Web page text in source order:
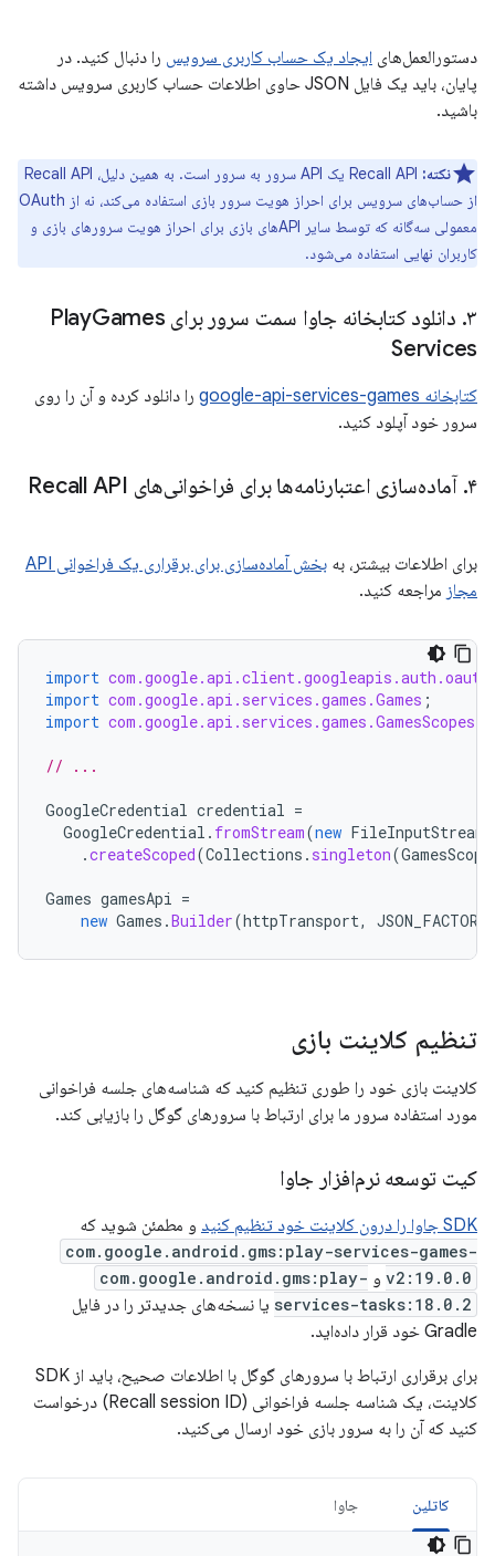
دستورالعمل‌های ایجاد یک حساب کاربری سرویس را دنبال کنید. در
پایان، باید یک فایل JSON حاوی اطلاعات حساب کاربری سرویس داشته
باشید.
نکته:
Recall API یک API سرور به سرور است. به همین دلیل، Recall API
از حساب‌های سرویس برای احراز هویت سرور بازی استفاده می‌کند، نه از OAuth
معمولی سه‌گانه که توسط سایر APIهای بازی برای احراز هویت سرورهای بازی و
کاربران نهایی استفاده می‌شود.
۳. دانلود کتابخانه جاوا سمت سرور برای Play Games
Services
کتابخانه google-api-services-games
را دانلود کرده و آن را روی
سرور خود آپلود کنید.
۴. آماده‌سازی اعتبارنامه‌ها برای فراخوانی‌های Recall API
برای اطلاعات بیشتر، به
بخش آماده‌سازی برای برقراری یک فراخوانی API
مجاز مراجعه کنید.
import
import com.google.api.services.games.Games ;
import com.google.api.services.games.GamesScopes
// ...
GoogleCredential credential =
GoogleCredential . fromStream(new FileInputStream
.createScoped(Collections . singleton(
Games gamesApi =
new Games .Builder(httpTransport, JSON_FACTORY
تنظیم کلاینت بازی
کلاینت بازی خود را طوری تنظیم کنید که شناسه‌های جلسه فراخوانی
مورد استفاده سرور ما برای ارتباط با سرورهای گوگل را بازیابی کند.
کیت توسعه نرم‌افزار جاوا
SDK جاوا را درون کلاینت خود تنظیم کنید و مطمئن شوید که
com.google.android.gms:play-services-games-
v2:19.0.0 و com.google.android.gms:play-
services-tasks:18.0.2 یا نسخه‌های جدیدتر را در فایل
Gradle خود قرار داده‌اید.
برای برقراری ارتباط با سرورهای گوگل با اطلاعات صحیح، باید از SDK
کلاینت، یک شناسه جلسه فراخوانی (Recall session ID) درخواست
کنید که آن را به سرور بازی خود ارسال می‌کنید.
کاتلین جاوا